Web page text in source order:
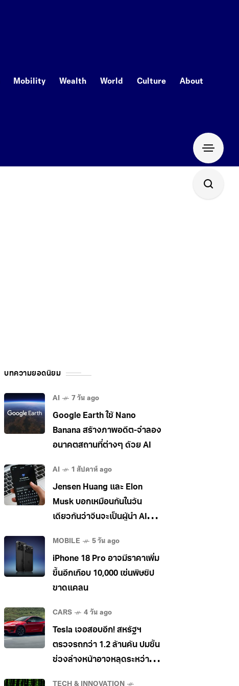
Mobility Wealth World Culture About
บทความยอดนิยม
AI 7 วัน ago
Google Earth ใช้ Nano
Banana สร้างภาพอดีต-จำลอง
อนาคตสถานที่ต่างๆ ด้วย AI
AI 1 สัปดาห์ ago
Jensen Huang และ Elon
Musk บอกเหมือนกันในวัน
เดียวกันว่าจีนจะเป็นผู้นำ AI
MOBILE 5 วัน ago
iPhone 18 Pro อาจมีราคาเพิ่ม
ขึ้นอีกเกือบ 10,000 เซ่นพิษชิป
ขาดแคลน
CARS 4 วัน ago
Tesla เจอสอบอีก! สหรัฐฯ
ตรวจรถกว่า 1.2 ล้านคัน ปมชิ้น
ช่วงล่างหน้าอาจหลุดระหว่าง
TECH & INNOVATION